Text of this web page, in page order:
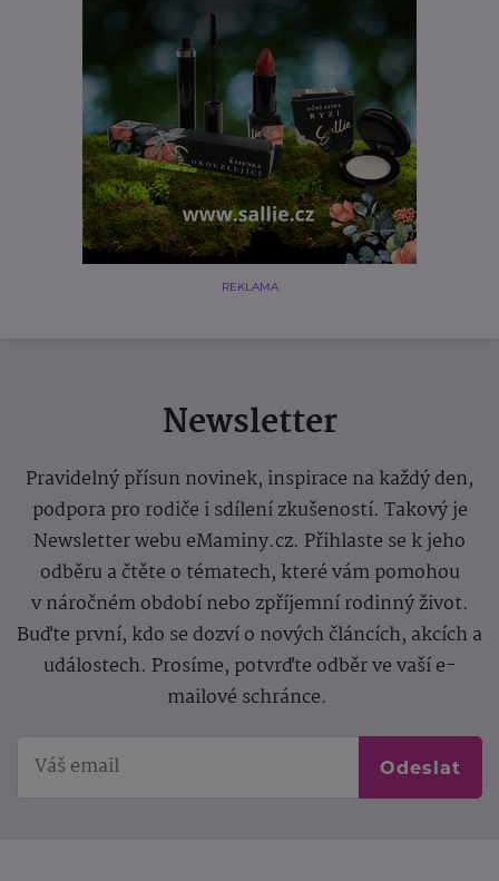
REKLAMA
Newsletter
Pravidelný přísun novinek, inspirace na každý den,
podpora pro rodiče i sdílení zkušeností. Takový je
Newsletter webu eMaminy.cz. Přihlaste se k jeho
odběru a čtěte o tématech, které vám pomohou
v náročném období nebo zpříjemní rodinný život.
Buďte první, kdo se dozví o nových článcích, akcích a
událostech. Prosíme, potvrďte odběr ve vaší e-
mailové schránce.
Odeslat